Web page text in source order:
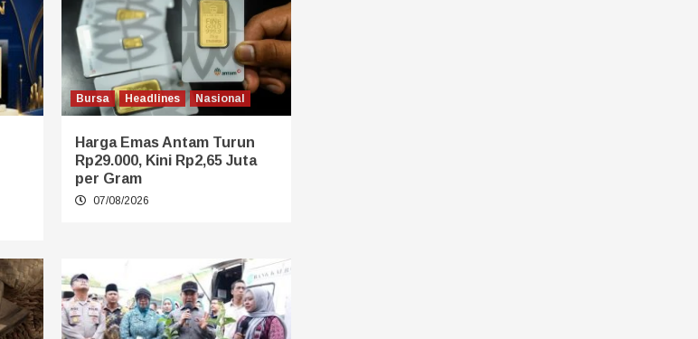
Bursa Headlines Nasional
Harga Emas Antam Turun
Rp29.000, Kini Rp2,65 Juta
per Gram
07/08/2026